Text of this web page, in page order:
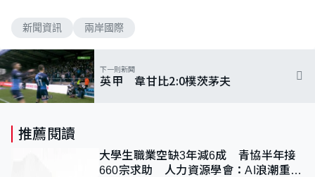
新聞資訊 兩岸國際
下一則新聞
英甲 韋甘比2:0樸茨茅夫
推薦閱讀
大學生職業空缺3年減6成 青協半年接
660宗求助 人力資源學會：AI浪潮重整